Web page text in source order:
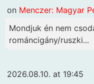
on Menczer: Magyar
Mondjuk én nem
románcigány/ruszki...
2026.08.10. at 19:45